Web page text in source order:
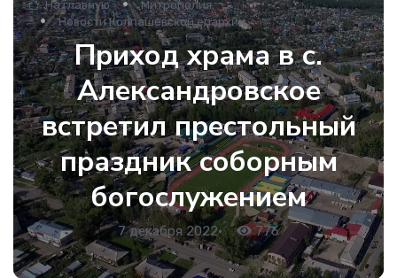
На главную
Митрополия
Новости Колпашевской епархии
Приход храма в с.
Александровское
встретил престольный
праздник соборным
богослужением
7 декабря 2022• 776